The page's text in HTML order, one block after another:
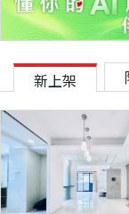
新上架